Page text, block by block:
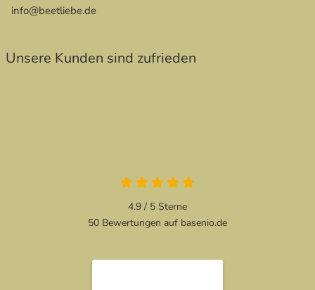
info@beetliebe.de
Unsere Kunden sind zufrieden
4.9 / 5 Sterne
50 Bewertungen auf basenio.de